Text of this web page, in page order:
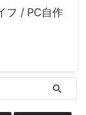
フ / PC自作